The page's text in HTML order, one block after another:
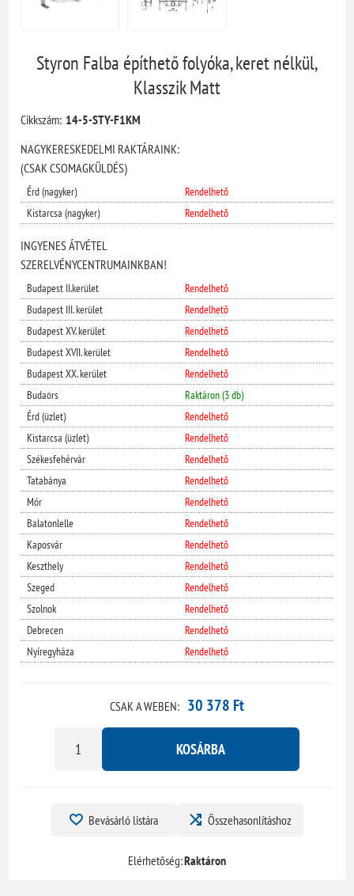
Styron Falba építhető folyóka, keret nélkül,
Klasszik Matt
Cikkszám: 14-5-STY-F1KM
NAGYKERESKEDELMI RAKTÁRAINK:
(CSAK CSOMAGKÜLDÉS)
Érd (nagyker)
Rendelhető
Kistarcsa (nagyker)
Rendelhető
INGYENES ÁTVÉTEL
SZERELVÉNYCENTRUMAINKBAN!
Budapest II.kerület
Rendelhető
Budapest III. kerület
Rendelhető
Budapest XV. kerület
Rendelhető
Budapest XVII. kerület
Rendelhető
Budapest XX. kerület
Rendelhető
Budaörs
Raktáron (3 db)
Érd (üzlet)
Rendelhető
Kistarcsa (üzlet)
Rendelhető
Székesfehérvár
Rendelhető
Tatabánya
Rendelhető
Mór
Rendelhető
Balatonlelle
Rendelhető
Kaposvár
Rendelhető
Keszthely
Rendelhető
Szeged
Rendelhető
Szolnok
Rendelhető
Debrecen
Rendelhető
Nyíregyháza
Rendelhető
CSAK A WEBEN: 30 378 Ft
KOSÁRBA
Bevásárló listára Összehasonlításhoz
Elérhetőség:Raktáron